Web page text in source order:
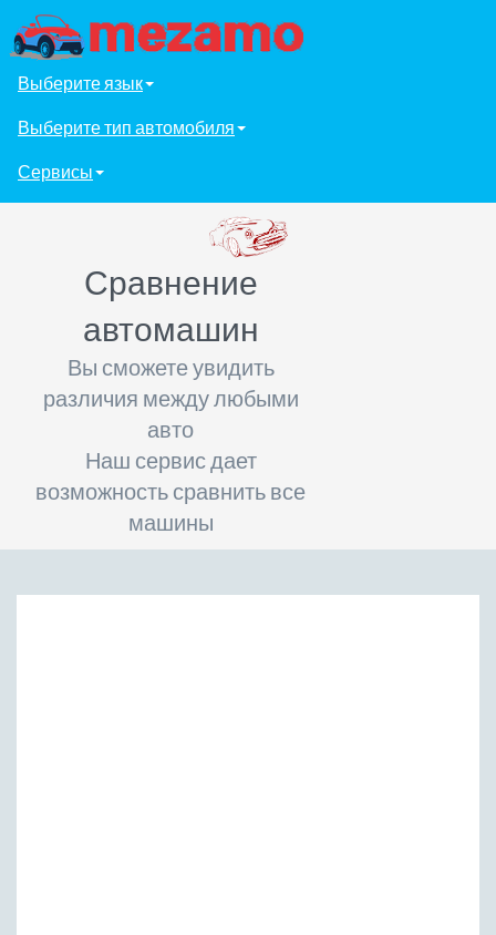
Выберите язык
Выберите тип автомобиля
Сервисы
Сравнение
автомашин
Вы сможете увидить
различия между любыми
авто
Наш сервис дает
возможность сравнить все
машины